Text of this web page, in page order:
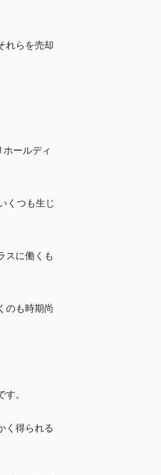
れらを売却
ールディ
くつも生じ
スに働くも
のも時期尚
。
く得られる